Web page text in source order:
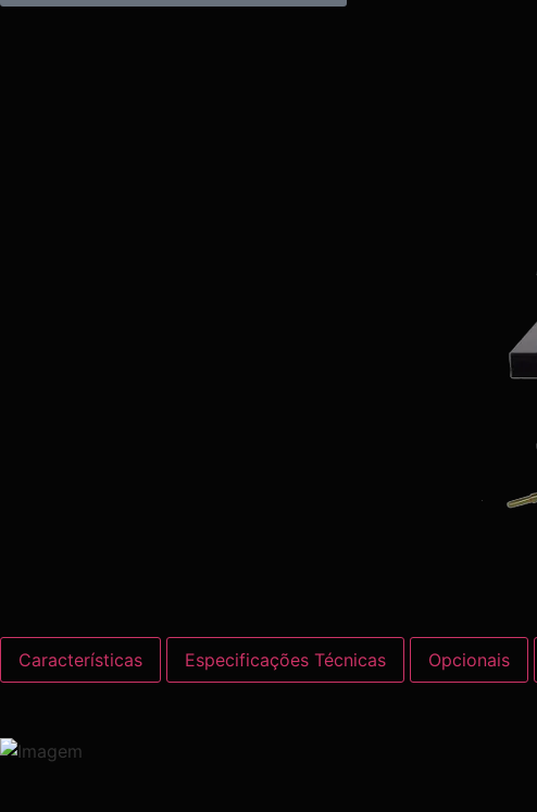
Características Especificações Técnicas Opcionais